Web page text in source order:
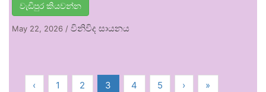
වැඩිපුර කියවන්න
May 22, 2026 / විනිවිද සායනය
‹ 1 2 3 4 5 › »